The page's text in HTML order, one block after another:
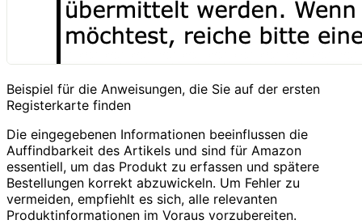
Beispiel für die Anweisungen, die Sie auf der ersten
Registerkarte finden
Die eingegebenen Informationen beeinflussen die
Auffindbarkeit des Artikels und sind für Amazon
essentiell, um das Produkt zu erfassen und spätere
Bestellungen korrekt abzuwickeln. Um Fehler zu
vermeiden, empfiehlt es sich, alle relevanten
Produktinformationen im Voraus vorzubereiten.